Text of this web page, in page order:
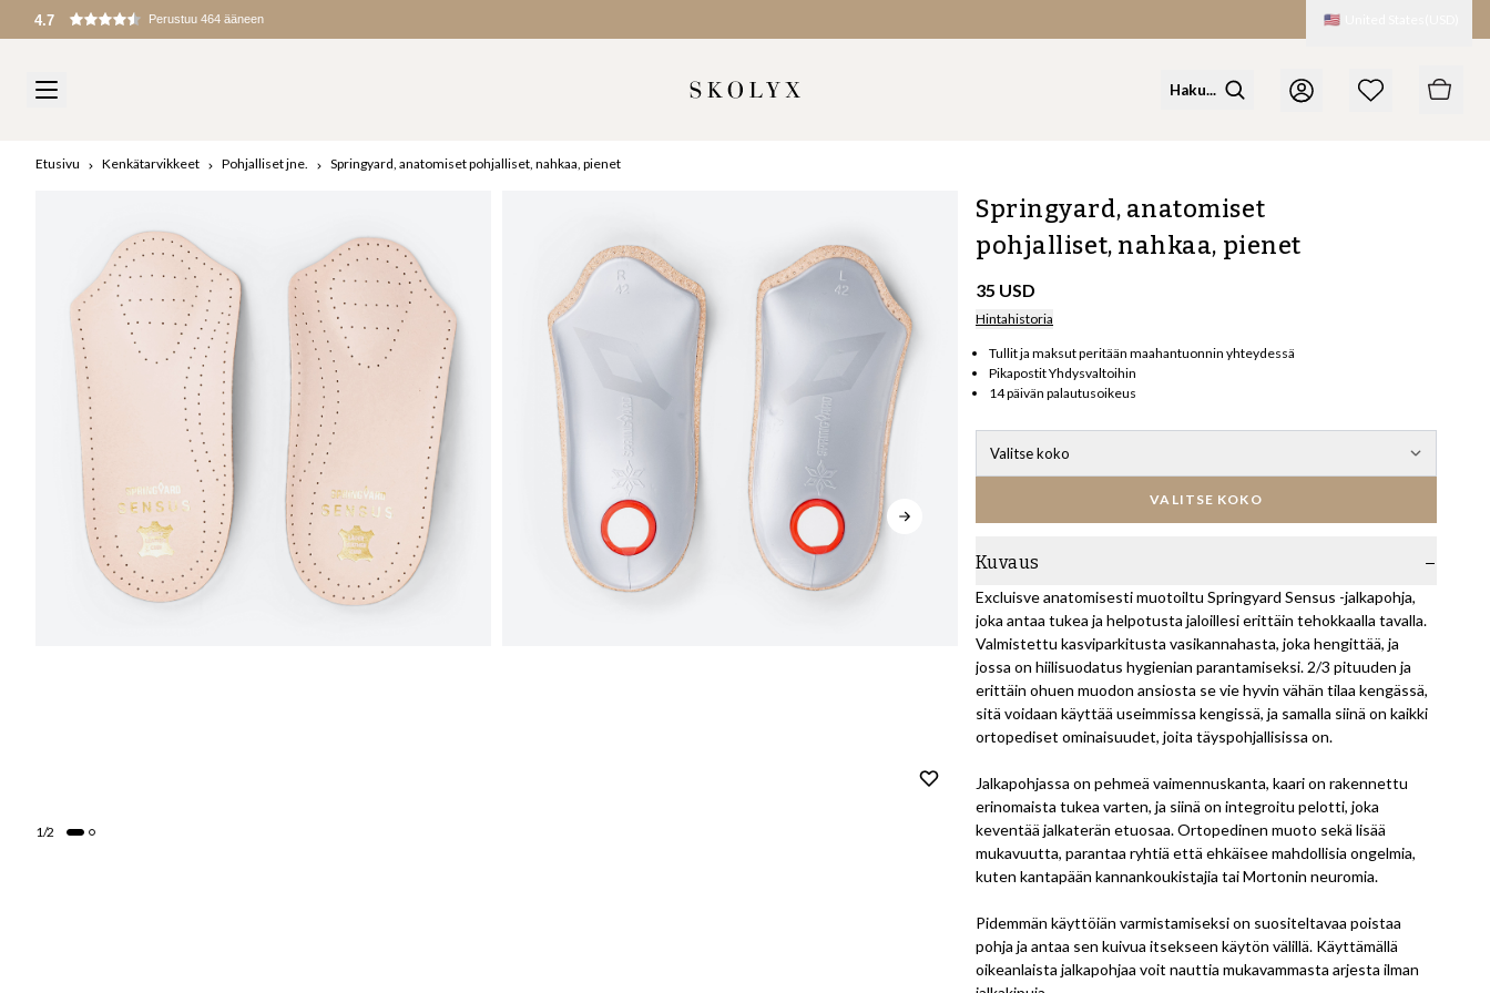
Tullit ja maksut peritään maahantuonnin yhteydessä 🇺🇸
Etusivu Kenkätarvikkeet Pohjalliset jne. Springyard, anatomiset pohjalliset, nahkaa, pienet
1/2
Springyard, anatomiset
pohjalliset, nahkaa, pienet
35 USD
Hintahistoria
Tullit ja maksut peritään maahantuonnin yhteydessä
Pikapostit Yhdysvaltoihin
14 päivän palautusoikeus
Valitse koko
VALITSE KOKO
Kuvaus
Excluisve anatomisesti muotoiltu Springyard Sensus -jalkapohja,
joka antaa tukea ja helpotusta jaloillesi erittäin tehokkaalla tavalla.
Valmistettu kasviparkitusta vasikannahasta, joka hengittää, ja
jossa on hiilisuodatus hygienian parantamiseksi. 2/3 pituuden ja
erittäin ohuen muodon ansiosta se vie hyvin vähän tilaa kengässä,
sitä voidaan käyttää useimmissa kengissä, ja samalla siinä on kaikki
ortopediset ominaisuudet, joita täyspohjallisissa on.
Jalkapohjassa on pehmeä vaimennuskanta, kaari on rakennettu
erinomaista tukea varten, ja siinä on integroitu pelotti, joka
keventää jalkaterän etuosaa. Ortopedinen muoto sekä lisää
mukavuutta, parantaa ryhtiä että ehkäisee mahdollisia ongelmia,
kuten kantapään kannankoukistajia tai Mortonin neuromia.
Pidemmän käyttöiän varmistamiseksi on suositeltavaa poistaa
pohja ja antaa sen kuivua itsekseen käytön välillä. Käyttämällä
oikeanlaista jalkapohjaa voit nauttia mukavammasta arjesta ilman